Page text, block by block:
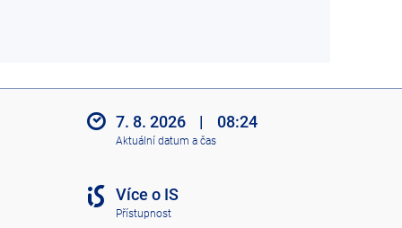
7. 8. 2026 | 08:24
Aktuální datum a čas
Více o IS
Přístupnost